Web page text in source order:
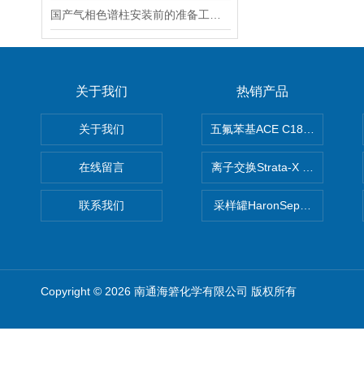
关于我们
关于我们
在线留言
联系我们
热销产品
五氟苯基ACE C18-PFP色谱柱
离子交换Strata-X SPE聚合物
采样罐HaronSep国产苏玛罐
Copyright © 2026 南通海箬化学有限公司 版权所有